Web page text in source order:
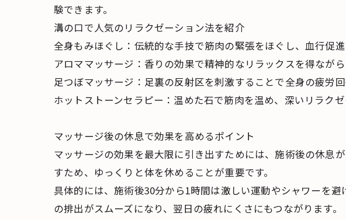
験できます。
溝の口で人気のリラクゼーション法を紹介
全身もみほぐし：伝統的な手技で筋肉の緊張をほぐし、血行促進
アロママッサージ：香りの効果で精神的なリラックスを得ながら
足つぼマッサージ：足裏の反射区を刺激することで全身の疲労回
ホットストーンセラピー：温めた石で筋肉を温め、深いリラクゼ
マッサージ後の休息で効果を高めるポイント
マッサージの効果を最大限に引き出すためには、施術後の休息
すため、ゆっくりと体を休めることが重要です。
具体的には、施術後30分から1時間は激しい運動やシャワーを
の排出がスムーズになり、翌日の疲れにくさにもつながります。